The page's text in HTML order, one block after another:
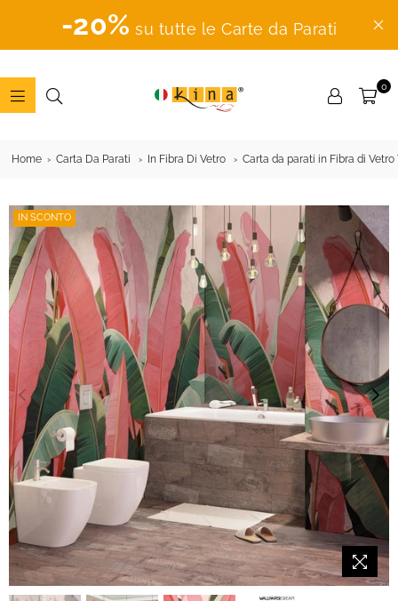
-20% su tutte le Carte da Parati
0
Home Carta Da Parati In Fibra Di Vetro Carta da parati in Fibra di Vetro
IN SCONTO